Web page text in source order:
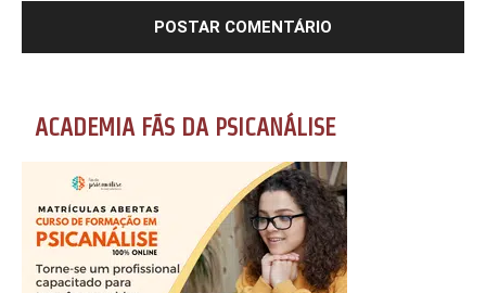
ACADEMIA FÃS DA PSICANÁLISE